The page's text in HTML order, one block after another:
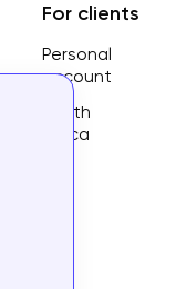
For clients
Personal
account
South
Africa